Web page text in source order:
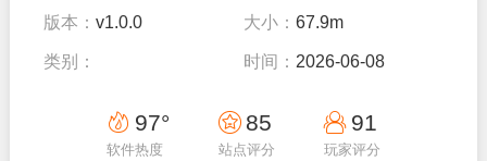
版本：v1.0.0 大小： 67.9m
类别： 时间： 2026-06-08
97°
软件热度
85
站点评分
91
玩家评分